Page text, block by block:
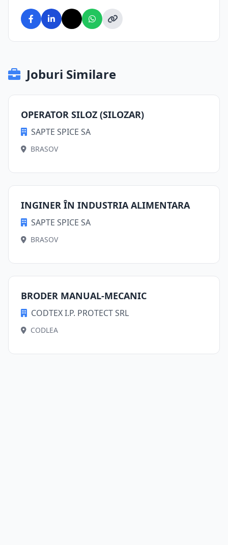
Joburi Similare
OPERATOR SILOZ (SILOZAR)
SAPTE SPICE SA
BRASOV
INGINER ÎN INDUSTRIA ALIMENTARA
SAPTE SPICE SA
BRASOV
BRODER MANUAL-MECANIC
CODTEX I.P. PROTECT SRL
CODLEA